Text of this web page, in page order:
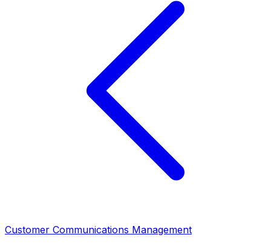
Customer Communications Management